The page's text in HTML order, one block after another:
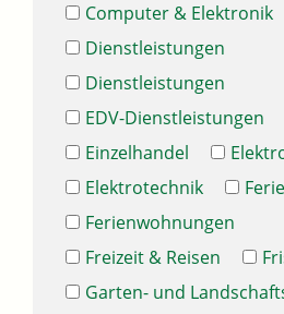
Computer & Elektronik
Dienstleistungen
Dienstleistungen
EDV-Dienstleistungen
Einzelhandel
Elektrotechnik
Ferienwohnungen
Freizeit & Reisen
Garten- und